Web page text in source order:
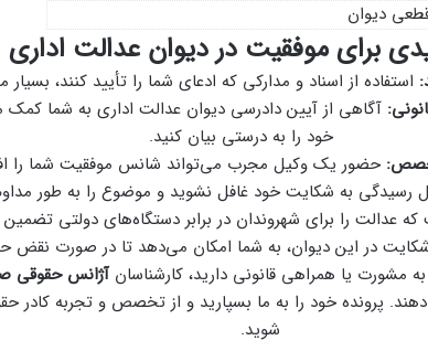
دیوان
برای موفقیت در دیوان عدالت اداری
استفاده از اسناد و مدارکی که ادعای شما را تأیید کنند،
آگاهی از آیین دادرسی دیوان عدالت اداری به شما کمک
خود را به درستی بیان کنید.
حضور یک وکیل مجرب می‌تواند شانس موفقیت شما را
رسیدگی به شکایت خود غافل نشوید و موضوع را به طور
عدالت را برای شهروندان در برابر دستگاه‌های دولتی
شکایت در این دیوان، به شما امکان می‌دهد تا در صورت نقض
به مشورت یا همراهی قانونی دارید، کارشناسانآژانس حقوقی
پرونده خود را به ما بسپارید و از تخصص و تجربه کادر
شوید.